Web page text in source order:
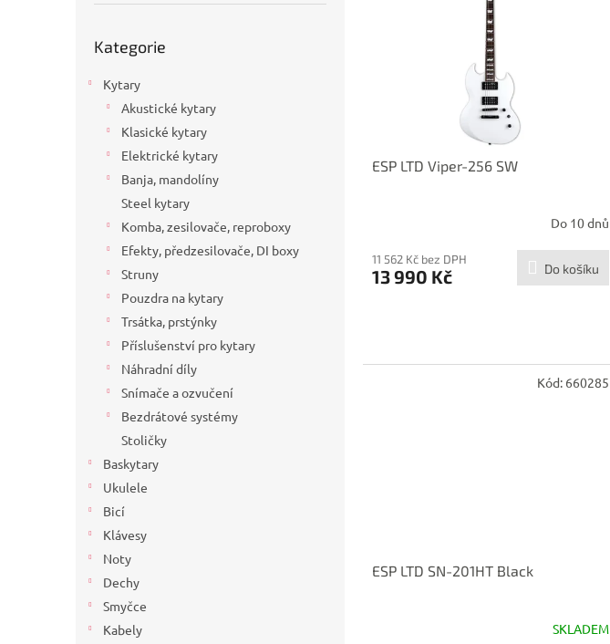
kategorie
Kategorie
Kytary
Akustické kytary
Klasické kytary
Elektrické kytary
Banja, mandolíny
Steel kytary
Komba, zesilovače, reproboxy
Efekty, předzesilovače, DI boxy
Struny
Pouzdra na kytary
Trsátka, prstýnky
Příslušenství pro kytary
Náhradní díly
Snímače a ozvučení
Bezdrátové systémy
Stoličky
Baskytary
Ukulele
Bicí
Klávesy
Noty
Dechy
Smyčce
Kabely
ESP LTD Viper-256 SW
Do 10 dnů
11 562 Kč bez DPH
13 990 Kč Do košíku
ESP LTD SN-201HT Black
SKLADEM
Kód: 660285